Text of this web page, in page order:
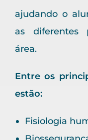
ajudando o
as diferentes
área.
Entre os
estão:
Fisiologia